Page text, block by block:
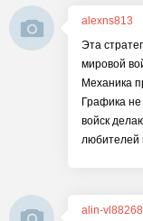
alexns813
Эта
мировой
Механика
Графика
войск
любителей
alin-vl88268